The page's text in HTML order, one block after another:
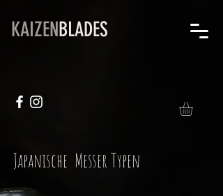
KAIZENBLADES
Japanische Messer Typen